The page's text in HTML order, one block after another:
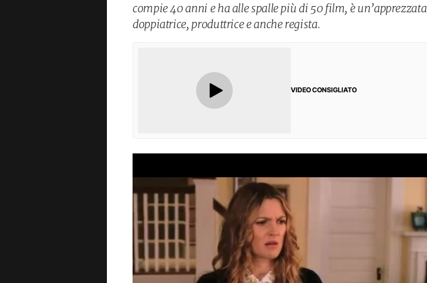
compie 40 anni e ha alle spalle più di 50 film, è un’apprezzata
doppiatrice, produttrice e anche regista.
VIDEO CONSIGLIATO